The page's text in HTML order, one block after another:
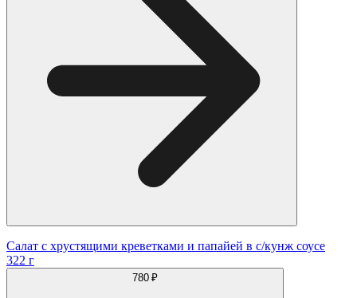
Салат с хрустящими креветками и папайей в с/кунж соусе
322 г
780 ₽